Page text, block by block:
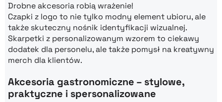
Drobne akcesoria robią wrażenie!
Czapki z logo to nie tylko modny element ubioru, ale
także skuteczny nośnik identyfikacji wizualnej.
Skarpetki z personalizowanym wzorem to ciekawy
dodatek dla personelu, ale także pomysł na kreatywny
merch dla klientów.
Akcesoria gastronomiczne – stylowe,
praktyczne i spersonalizowane